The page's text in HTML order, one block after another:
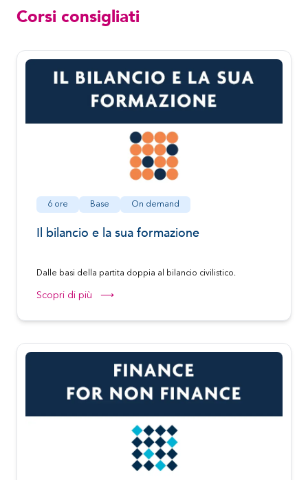
Corsi consigliati
6 ore Base On demand
Il bilancio e la sua formazione
Dalle basi della partita doppia al bilancio civilistico.
Scopri di più ⟶